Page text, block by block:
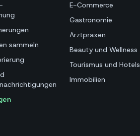
sammeln
E-Commerce
Gastronomie
Arztpraxen
Beauty und Wellness
Tourismus und Hotels
Immobilien